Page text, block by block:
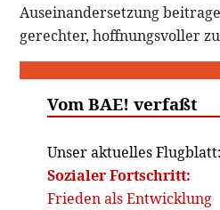
Auseinandersetzung
gerechter, hoffnungsvoller
Vom BAE! verfaßt
Unser aktuelles Flugblatt:
Sozialer Fortschritt:
Frieden als Entwicklung